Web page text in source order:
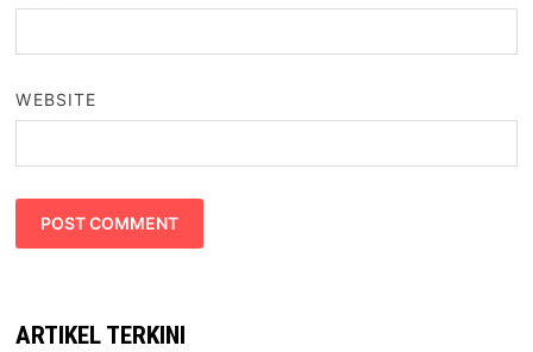
WEBSITE
ARTIKEL TERKINI